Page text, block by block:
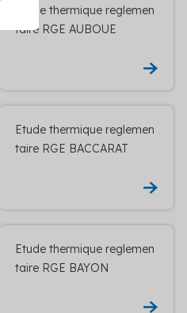
Etude thermique reglemen
taire RGE AUBOUE
Etude thermique reglemen
taire RGE BACCARAT
Etude thermique reglemen
taire RGE BAYON